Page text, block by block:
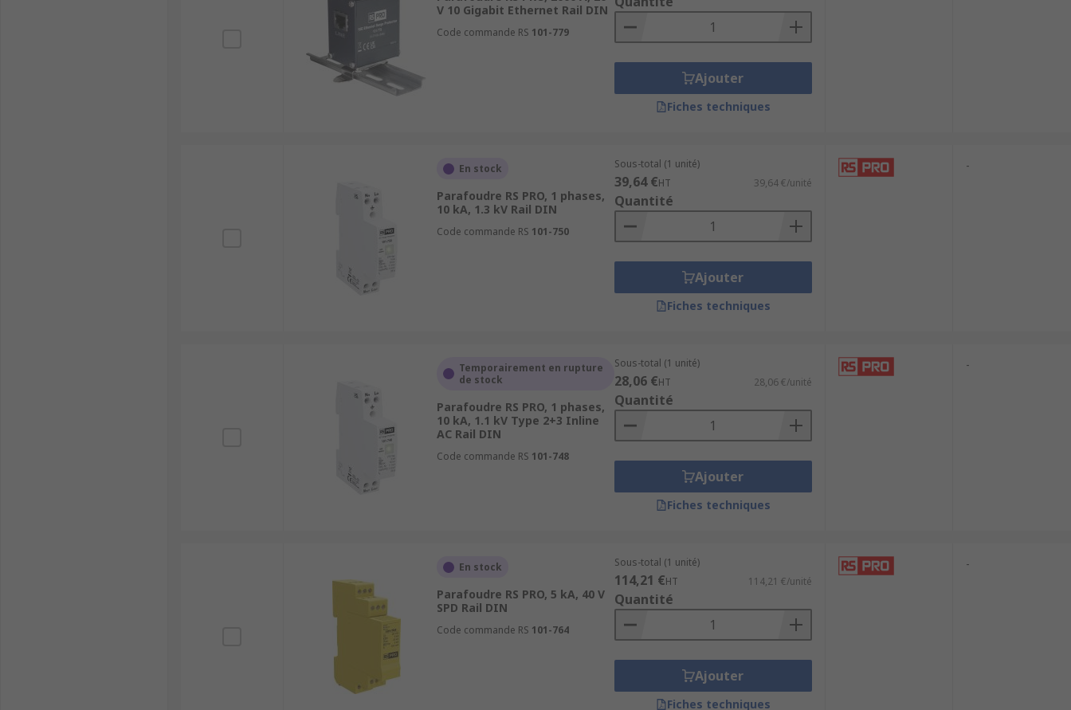
V 10 Gigabit Ethernet Rail DIN
Code commande RS 101-779
Ajouter
Fiches techniques
En stock
Parafoudre RS PRO, 1 phases,
10 kA, 1.3 kV Rail DIN
Code commande RS 101-750
Sous-total (1 unité)
39,64 €HT 39,64 €/unité
Quantité
Ajouter
Fiches techniques
-
Temporairement en rupture
de stock
Parafoudre RS PRO, 1 phases,
10 kA, 1.1 kV Type 2+3 Inline
AC Rail DIN
Code commande RS 101-748
Sous-total (1 unité)
28,06 €HT 28,06 €/unité
Quantité
Ajouter
Fiches techniques
-
En stock
Parafoudre RS PRO, 5 kA, 40 V
SPD Rail DIN
Code commande RS 101-764
Sous-total (1 unité)
114,21 €HT 114,21 €/unité
Quantité
Ajouter
Fiches techniques
-